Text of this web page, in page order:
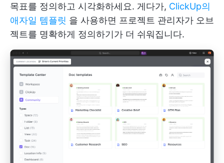
목표를 정의하고 시각화하세요. 게다가, ClickUp의
애자일 템플릿 을 사용하면 프로젝트 관리자가 오브
젝트를 명확하게 정의하기가 더 쉬워집니다.